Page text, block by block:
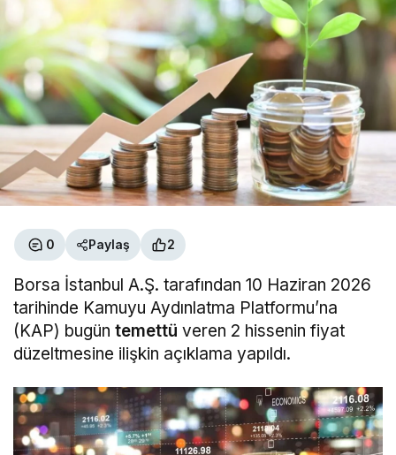
0 Paylaş 2
Borsa İstanbul A.Ş. tarafından 10 Haziran 2026
tarihinde Kamuyu Aydınlatma Platformu’na
(KAP) bugüntemettü veren 2 hissenin fiyat
düzeltmesine ilişkin açıklama yapıldı.